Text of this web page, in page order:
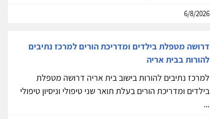
6/8/2026
דרושה מטפלת בילדים ומדריכת הורים למרכז נתיבים
להורות בבית אריה
למרכז נתיבים להורות בישוב בית אריה דרושה מטפלת
בילדים ומדריכת הורים בעלת תואר שני טיפולי וניסיון טיפולי
...